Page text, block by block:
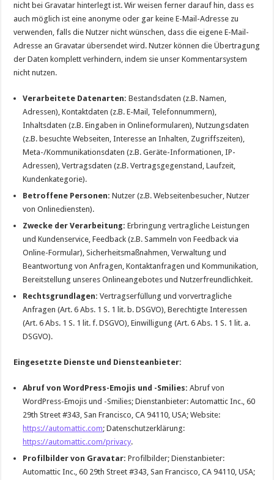
nicht bei Gravatar hinterlegt ist. Wir weisen ferner darauf hin, dass es
auch möglich ist eine anonyme oder gar keine E-Mail-Adresse zu
verwenden, falls die Nutzer nicht wünschen, dass die eigene E-Mail-
Adresse an Gravatar übersendet wird. Nutzer können die Übertragung
der Daten komplett verhindern, indem sie unser Kommentarsystem
nicht nutzen.
Verarbeitete Datenarten: Bestandsdaten (z.B. Namen,
Adressen), Kontaktdaten (z.B. E-Mail, Telefonnummern),
Inhaltsdaten (z.B. Eingaben in Onlineformularen), Nutzungsdaten
(z.B. besuchte Webseiten, Interesse an Inhalten, Zugriffszeiten),
Meta-/Kommunikationsdaten (z.B. Geräte-Informationen, IP-
Adressen), Vertragsdaten (z.B. Vertragsgegenstand, Laufzeit,
Kundenkategorie).
Betroffene Personen: Nutzer (z.B. Webseitenbesucher, Nutzer
von Onlinediensten).
Zwecke der Verarbeitung: Erbringung vertragliche Leistungen
und Kundenservice, Feedback (z.B. Sammeln von Feedback via
Online-Formular), Sicherheitsmaßnahmen, Verwaltung und
Beantwortung von Anfragen, Kontaktanfragen und Kommunikation,
Bereitstellung unseres Onlineangebotes und Nutzerfreundlichkeit.
Rechtsgrundlagen: Vertragserfüllung und vorvertragliche
Anfragen (Art. 6 Abs. 1 S. 1 lit. b. DSGVO), Berechtigte Interessen
(Art. 6 Abs. 1 S. 1 lit. f. DSGVO), Einwilligung (Art. 6 Abs. 1 S. 1 lit. a.
DSGVO).
Eingesetzte Dienste und Diensteanbieter:
Abruf von WordPress-Emojis und -Smilies: Abruf von
WordPress-Emojis und -Smilies; Dienstanbieter: Automattic Inc., 60
29th Street #343, San Francisco, CA 94110, USA; Website:
https://automattic.com; Datenschutzerklärung:
https://automattic.com/privacy.
Profilbilder von Gravatar: Profilbilder; Dienstanbieter:
Automattic Inc., 60 29th Street #343, San Francisco, CA 94110, USA;